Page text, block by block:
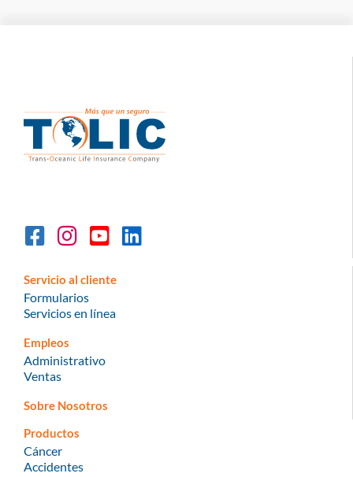
Servicio al cliente
Formularios
Servicios en línea
Empleos
Administrativo
Ventas
Sobre Nosotros
Productos
Cáncer
Accidentes